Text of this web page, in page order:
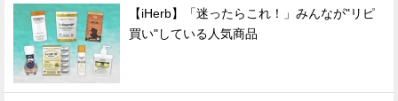
【iHerb】「迷ったらこれ！」みんなが"リピ
買い"している人気商品